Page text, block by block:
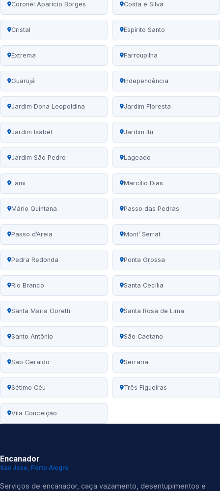
Coronel Aparício Borges Costa e Silva
Cristal Espírito Santo
Extrema Farroupilha
Guarujá Independência
Jardim Dona Leopoldina Jardim Floresta
Jardim Isabel Jardim Itu
Jardim São Pedro Lageado
Lami Marcílio Dias
Mário Quintana Passo das Pedras
Passo d’Areia Mont’ Serrat
Pedra Redonda Ponta Grossa
Rio Branco Santa Cecília
Santa Maria Goretti Santa Rosa de Lima
Santo Antônio São Caetano
São Geraldo Serraria
Sétimo Céu Três Figueiras
Vila Conceição
Encanador
Sao Jose, Porto Alegre
Serviços de encanador, caça vazamento, desentupimentos e